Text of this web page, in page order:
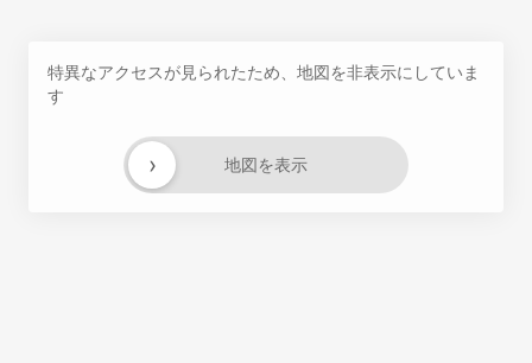
特異なアクセスが見られたため、地図を非表示にしていま
す
地図を表示
›